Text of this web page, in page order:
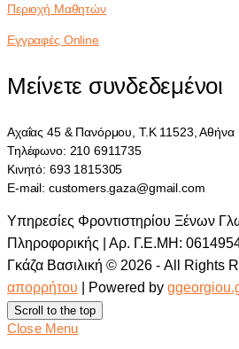
Περιοχή Μαθητών
Εγγραφές Online
Μείνετε συνδεδεμένοι
Αχαΐας 45 & Πανόρμου, Τ.Κ 11523, Αθήνα
Τηλέφωνο: 210 6911735
Κινητό: 693 1815305
E-mail: customers.gaza@gmail.com
Υπηρεσίες Φροντιστηρίου Ξένων
Πληροφορικής | Αρ. Γ.Ε.ΜΗ:
Γκάζα Βασιλική © 2026 - All Rights
απορρήτου | Powered by
Scroll to the top
Close Menu